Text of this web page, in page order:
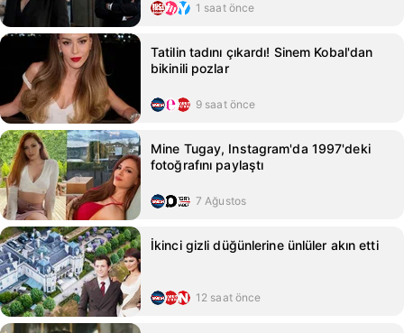
1 saat önce
Tatilin tadını çıkardı! Sinem Kobal'dan
bikinili pozlar
9 saat önce
Mine Tugay, Instagram'da 1997'deki
fotoğrafını paylaştı
7 Ağustos
İkinci gizli düğünlerine ünlüler akın etti
12 saat önce